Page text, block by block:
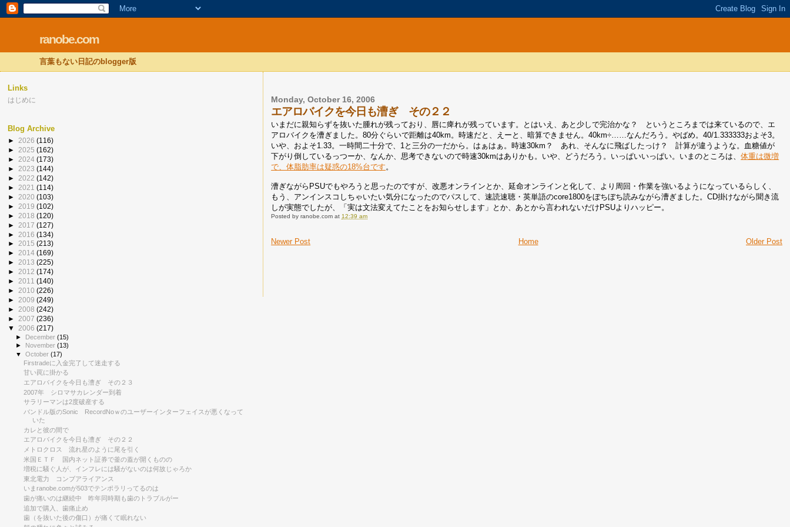
ranobe.com
言葉もない日記のblogger版
Monday, October 16, 2006
エアロバイクを今日も漕ぎ その２２
いまだに親知らずを抜いた腫れが残っており、唇に痺れが残っています。とはいえ、あと少しで完治かな？ というところまでは来ているので、エ
アロバイクを漕ぎました。80分ぐらいで距離は40km。時速だと、えーと、暗算できません。40km÷……なんだろう。やばめ。40/1.333333およそ3。
いや、およそ1.33。一時間二十分で、1と三分の一だから。はぁはぁ。時速30km？ あれ、そんなに飛ばしたっけ？ 計算が違うような。血糖値が
下がり倒しているっつーか、なんか、思考できないので時速30kmはありかも。いや、どうだろう。いっぱいいっぱい。いまのところは、体重は微増
で、体脂肪率は疑惑の18%台です。
漕ぎながらPSUでもやろうと思ったのですが、改悪オンラインとか、延命オンラインと化して、より周回・作業を強いるようになっているらしく、
もう、アンインスコしちゃいたい気分になったのでパスして、速読速聴・英単語のcore1800をぼちぼち読みながら漕ぎました。CD掛けながら聞き流
しが実態でしたが、「実は文法変えてたことをお知らせします」とか、あとから言われないだけPSUよりハッピー。
Posted byranobe.com at 12:39 am
Newer Post Older Post
Home
Links
はじめに
Blog Archive
► 2026 (116)
► 2025 (162)
► 2024 (173)
► 2023 (144)
► 2022 (142)
► 2021 (114)
► 2020 (103)
► 2019 (102)
► 2018 (120)
► 2017 (127)
► 2016 (134)
► 2015 (213)
► 2014 (169)
► 2013 (225)
► 2012 (174)
► 2011 (140)
► 2010 (226)
► 2009 (249)
► 2008 (242)
► 2007 (236)
▼ 2006 (217)
► December(15)
►
November(13)
▼October(17)
Firstradeに入金完了して迷走する
甘い罠に掛かる
エアロバイクを今日も漕ぎ その２３
2007年 シロマサカレンダー到着
サラリーマンは2度破産する
バンドル版のSonic RecordNoｗのユーザーインターフェイスが悪くなって
いた
カレと彼の間で
エアロバイクを今日も漕ぎ その２２
メトロクロス 流れ星のように尾を引く
米国ＥＴＦ 国内ネット証券で釜の蓋が開くものの
増税に騒ぐ人が、インフレには騒がないのは何故じゃろか
東北電力 コンブアライアンス
いまranobe.comが503でテンポラリってるのは
歯が痛いのは継続中 昨年同時期も歯のトラブルがー
追加で購入、歯痛止め
歯（を抜いた後の傷口）が痛くて眠れない